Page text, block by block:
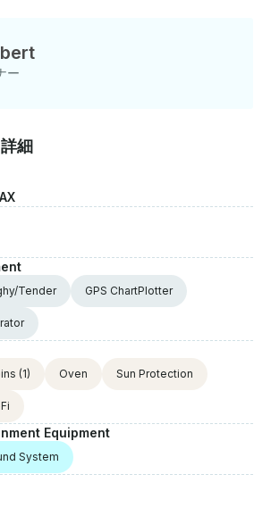
、このクルーは終わりに近づきまし
に停泊した後は、グランドリゾートポ
ィをお楽しみいただけます 。全長
ッキでリラックスしたり、パノラマ
の良いコックピットでくつろいだり
環境です。☀️ ビミニとデッキコンフ
陰で日光を逃れたり、最適な快適さ
配置された大きなマットレスでくつろ
ョンです。🛥️ 入浴プラットフォーム
入浴プラットフォームからひと泳ぎ
たり、「ロクサーニ」での冒険の延
ーで隠れた入り江を探索したりでき
リーナはポルトカラスグランドリゾー
ホテル、カジノ、ゴルフ、テニス、
景、ビーチバーやレストランのある金
やタベ
い漁村、ネオスマルマラス湾の南端
ろんお客様にもご利用いただけま
ー
細
Tender GPS ChartPlotter
(1) Oven Sun Protection
Equipment
System